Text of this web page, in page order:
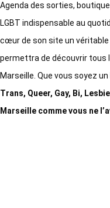
Agenda des sorties,
LGBT indispensable au
cœur de son site un
permettra de découvrir tous
Marseille. Que vous soyez
Trans, Queer, Gay, Bi,
Marseille comme vous ne